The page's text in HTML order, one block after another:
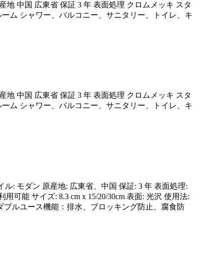
中国 広東省 保証 3 年 表面処理 クロムメッキ スタ
ム シャワー、バルコニー、サニタリー、トイレ、キ
中国 広東省 保証 3 年 表面処理 クロムメッキ スタ
ム シャワー、バルコニー、サニタリー、トイレ、キ
: モダン 原産地: 広東省、中国 保証: 3 年 表面処理:
可能 サイズ: 8.3 cm x 15/20/30cm 表面: 光沢 使用法:
ルユース機能：排水、ブロッキング防止、腐食防